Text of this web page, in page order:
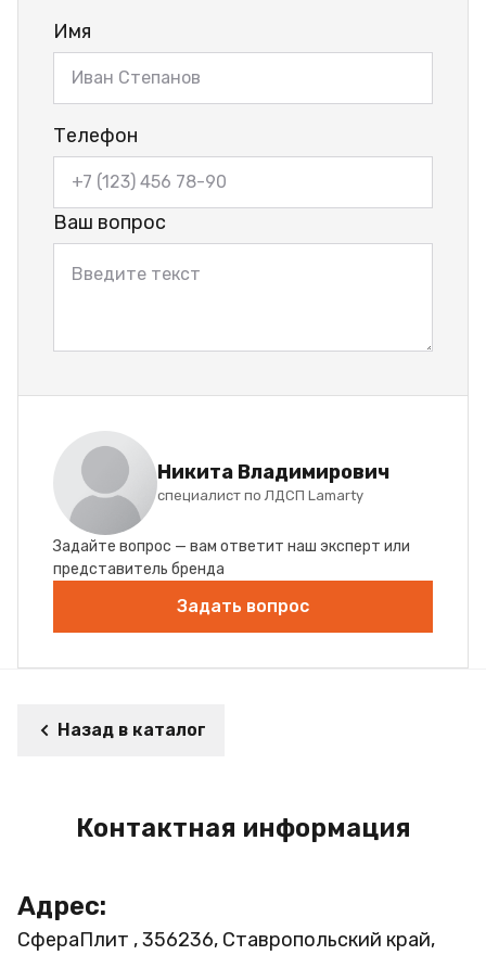
Имя
Телефон
Ваш вопрос
Никита Владимирович
специалист по ЛДСП Lamarty
Задайте вопрос — вам ответит наш эксперт или
представитель бренда
Задать вопрос
Назад в каталог
Контактная информация
Адрес:
СфераПлит , 356236, Ставропольский край,